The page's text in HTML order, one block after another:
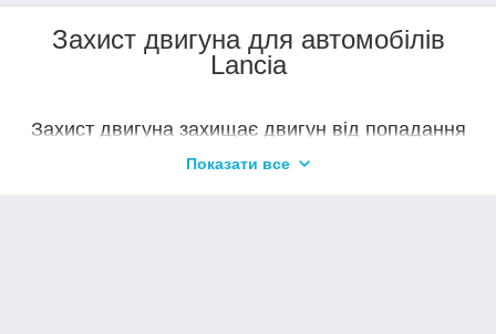
Захист двигуна для автомобілів
Lancia
Захист двигуна захищає двигун від попадання
пилу. Щоб додатково підвищити зносостійкість і
Показати все